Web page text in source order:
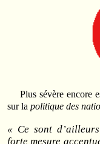
Plus sévère encore
sur lapolitique des
« Ce sont
forte mesure